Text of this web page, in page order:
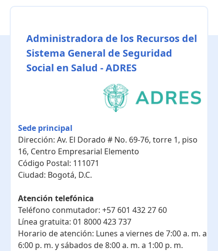
Administradora de los Recursos del
Sistema General de Seguridad
Social en Salud - ADRES
Sede principal
Dirección: Av. El Dorado # No. 69-76, torre 1, piso
16, Centro Empresarial Elemento
Código Postal: 111071
Ciudad: Bogotá, D.C.
Atención telefónica
Teléfono conmutador: +57 601 432 27 60
Línea gratuita: 01 8000 423 737
Horario de atención: Lunes a viernes de 7:00 a. m. a
6:00 p. m. y sábados de 8:00 a. m. a 1:00 p. m.